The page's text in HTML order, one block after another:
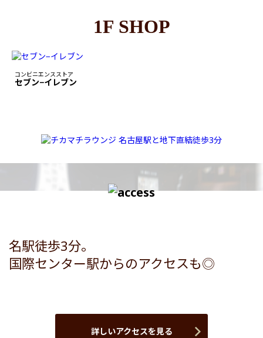
1F SHOP
コンビニエンスストア
セブン−イレブン
名駅徒歩3分。
国際センター駅からのアクセスも◎
詳しいアクセスを見る